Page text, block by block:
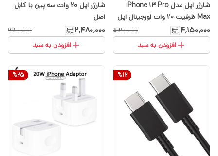
شارژر اپل مدل iPhone 13 Pro
Max ظرفیت ۲۰ وات اورجینال اپل
استوری
۴٬۱۵۰٬۰۰۰ ۵٬۲۰۰٬۰۰۰
افزودن به سبد
شارژر اپل 20 وات سه پین با کابل
اصل
۲٬۴۸۰٬۰۰۰ ۳٬۱۰۰٬۰۰۰
افزودن به سبد
%12
%25